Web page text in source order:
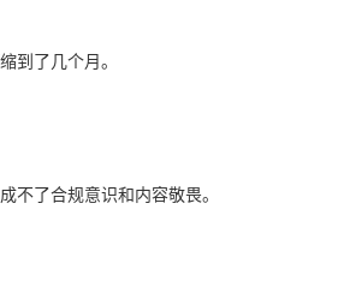
到了几个月。
不了合规意识和内容敬畏。